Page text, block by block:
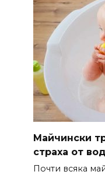
Майчински
страха от
Почти всяка